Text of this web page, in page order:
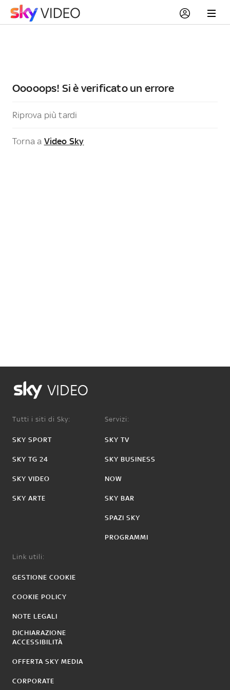
Ooooops! Si è verificato un errore
Riprova più tardi
Torna a Video Sky
VIDEO
Tutti i siti di Sky:
SKY SPORT
SKY TG 24
SKY VIDEO
SKY ARTE
Servizi:
SKY TV
SKY BUSINESS
NOW
SKY BAR
SPAZI SKY
PROGRAMMI
Link utili:
GESTIONE COOKIE
COOKIE POLICY
NOTE LEGALI
DICHIARAZIONE
ACCESSIBILITÀ
OFFERTA SKY MEDIA
CORPORATE